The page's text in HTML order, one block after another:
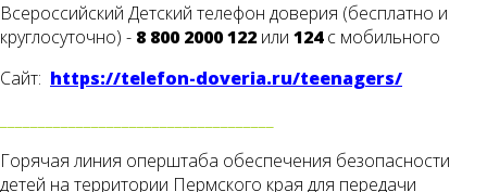
Всероссийский Детский телефон доверия (бесплатно и
круглосуточно) - 8 800 2000 122или 124с мобильного
Сайт: https://telefon-doveria.ru/teenagers/
Горячая линия оперштаба обеспечения безопасности
детей на территории Пермского края для передачи